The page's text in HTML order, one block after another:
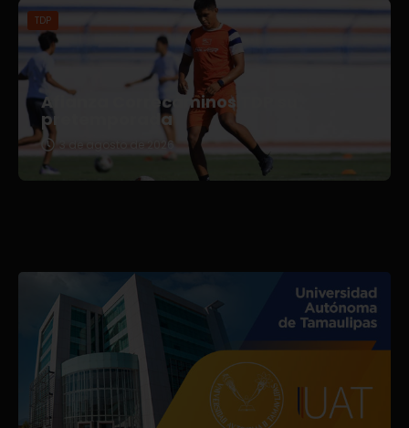
TDP
Afianza Correcaminos TDP su
pretemporada
3 de agosto de 2026